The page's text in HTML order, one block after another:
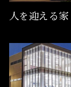
人を迎える家